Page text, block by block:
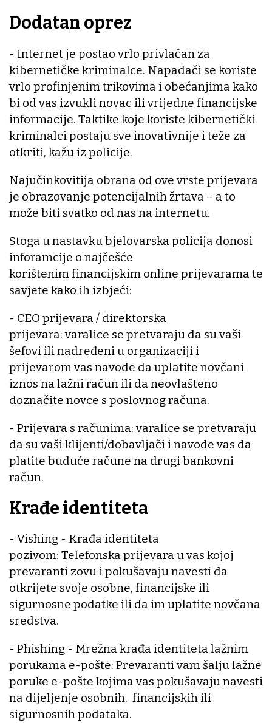
Dodatan oprez
- Internet je postao vrlo privlačan za
kibernetičke kriminalce. Napadači se koriste
vrlo profinjenim trikovima i obećanjima kako
bi od vas izvukli novac ili vrijedne financijske
informacije. Taktike koje koriste kibernetički
kriminalci postaju sve inovativnije i teže za
otkriti, kažu iz policije.
Najučinkovitija obrana od ove vrste prijevara
je obrazovanje potencijalnih žrtava – a to
može biti svatko od nas na internetu.
Stoga u nastavku bjelovarska policija donosi
inforamcije o najčešće
korištenim financijskim online prijevarama te
savjete kako ih izbjeći:
- CEO prijevara / direktorska
prijevara: varalice se pretvaraju da su vaši
šefovi ili nadređeni u organizaciji i
prijevarom vas navode da uplatite novčani
iznos na lažni račun ili da neovlašteno
doznačite novce s poslovnog računa.
- Prijevara s računima: varalice se pretvaraju
da su vaši klijenti/dobavljači i navode vas da
platite buduće račune na drugi bankovni
račun.
Krađe identiteta
- Vishing - Krađa identiteta
pozivom: Telefonska prijevara u vas kojoj
prevaranti zovu i pokušavaju navesti da
otkrijete svoje osobne, financijske ili
sigurnosne podatke ili da im uplatite novčana
sredstva.
- Phishing - Mrežna krađa identiteta lažnim
porukama e-pošte: Prevaranti vam šalju lažne
poruke e-pošte kojima vas pokušavaju navesti
na dijeljenje osobnih, financijskih ili
sigurnosnih podataka.